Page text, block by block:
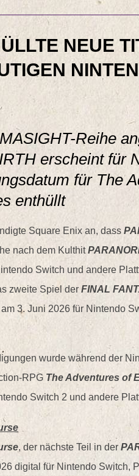
NEUE
Reihe
erscheint für
für The
enthüllt
Square Enix an, dass
nach dem Kulthit
Switch und andere
zweite Spiel der FINAL
am 3. Juni 2026 für Nintendo
wurde während der
RPG The Adventures of
Switch 2 und andere
, der nächste Teil in der
digital für Nintendo Switch,